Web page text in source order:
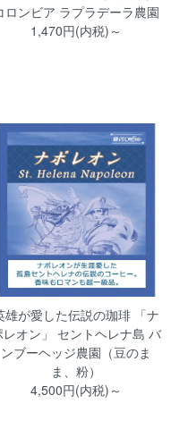
ロンビア ラプラデーラ農園
1,470円(内税)～
雄が愛した伝説の珈琲 「ナ
レオン」 セントヘレナ島 バ
ンブーヘッジ農園（豆のま
ま、粉）
4,500円(内税)～